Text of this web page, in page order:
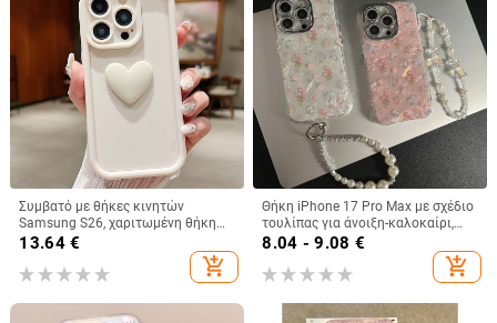
Συμβατό με θήκες κινητών
Samsung S26, χαριτωμένη θήκη
A56, θήκη 3D καρδιά για A32, ματ
θήκη για A24, θήκη σιλικόνης για
A53, προστατευτικές θήκες για
13.64€
add_shopping_cart
Θήκη iPhone 17 Pro Max με σχέδιο
τουλίπας για άνοιξη-καλοκαίρι,
IMD πολυτελής αίσθηση, 14 μοτίβα
κελύφους, 15 ακριβείς οπές
8.04 - 9.08 €
add_shopping_cart